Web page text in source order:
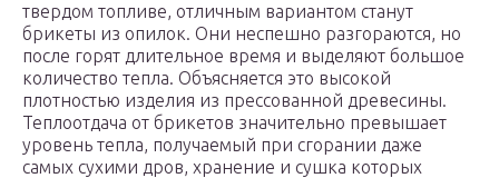
твердом топливе, отличным вариантом станут
брикеты из опилок. Они неспешно разгораются, но
после горят длительное время и выделяют большое
количество тепла. Объясняется это высокой
плотностью изделия из прессованной древесины.
Теплоотдача от брикетов значительно превышает
уровень тепла, получаемый при сгорании даже
самых сухими дров, хранение и сушка которых